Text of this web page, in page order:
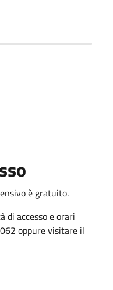
è gratuito.
di accesso e orari
oppure visitare il